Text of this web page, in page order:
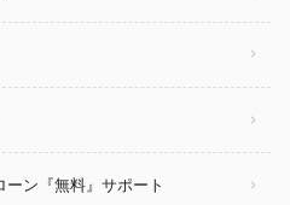
ン『無料』サポート